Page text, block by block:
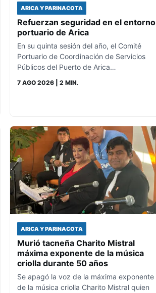
ARICA Y PARINACOTA
Refuerzan seguridad en el entorno
portuario de Arica
En su quinta sesión del año, el Comité
Portuario de Coordinación de Servicios
Públicos del Puerto de Arica…
7 AGO 2026 | 2 MIN.
ARICA Y PARINACOTA
Murió tacneña Charito Mistral
máxima exponente de la música
criolla durante 50 años
Se apagó la voz de la máxima exponente
de la música criolla Charito Mistral quien